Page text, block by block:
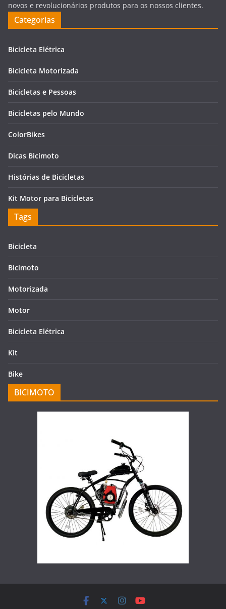
novos e revolucionários produtos para os nossos clientes.
Categorias
Bicicleta Elétrica
Bicicleta Motorizada
Bicicletas e Pessoas
Bicicletas pelo Mundo
ColorBikes
Dicas Bicimoto
Histórias de Bicicletas
Kit Motor para Bicicletas
Tags
Bicicleta
Bicimoto
Motorizada
Motor
Bicicleta Elétrica
Kit
Bike
BICIMOTO